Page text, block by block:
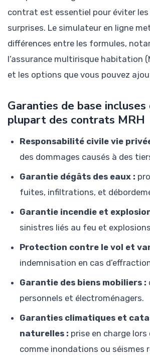
contrat est essentiel pour éviter les
surprises. Le simulateur en ligne
différences entre les formules,
l’assurance multirisque habitation
et les options que vous pouvez
Garanties de base incluses
plupart des contrats MRH
Responsabilité civile vie
des dommages causés à des
Garantie dégâts des eaux :
fuites, infiltrations, et
Garantie incendie et
sinistres liés au feu et
Protection contre le vol et
indemnisation en cas
Garantie des biens mobiliers :
personnels et électroménagers.
Garanties climatiques et
naturelles : prise en charge lors
comme inondations ou séismes